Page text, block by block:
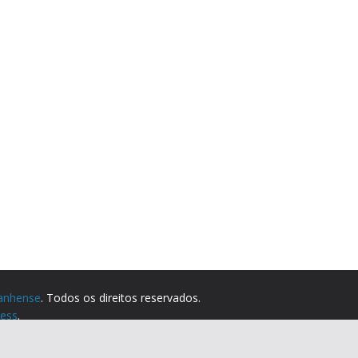
. Todos os direitos reservados.
.